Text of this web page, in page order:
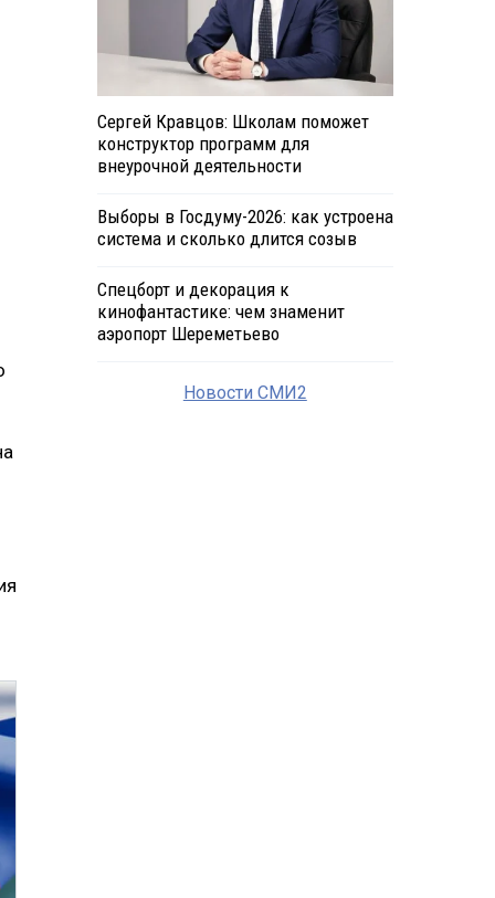
Сергей Кравцов: Школам поможет
конструктор программ для
внеурочной деятельности
Выборы в Госдуму-2026: как устроена
система и сколько длится созыв
Спецборт и декорация к
кинофантастике: чем знаменит
аэропорт Шереметьево
Новости СМИ2